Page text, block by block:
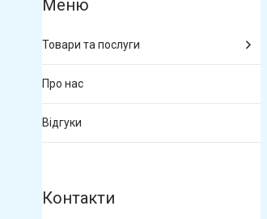
Товари та послуги
Про нас
Відгуки